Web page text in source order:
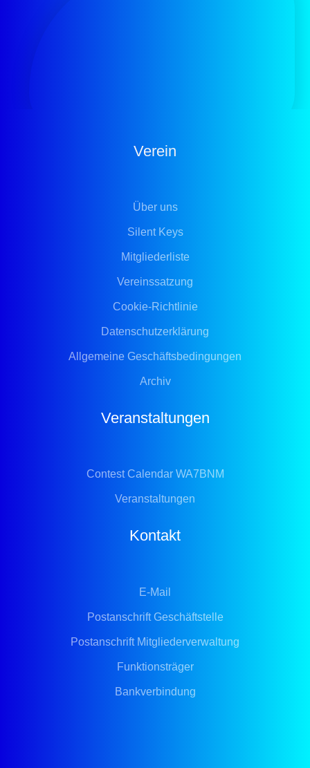
Verein
Über uns
Silent Keys
Mitgliederliste
Vereinssatzung
Cookie-Richtlinie
Datenschutzerklärung
Allgemeine Geschäftsbedingungen
Archiv
Veranstaltungen
Contest Calendar WA7BNM
Veranstaltungen
Kontakt
E-Mail
Postanschrift Geschäftstelle
Postanschrift Mitgliederverwaltung
Funktionsträger
Bankverbindung